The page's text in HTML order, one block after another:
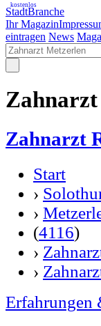
StadtBranche
Ihr Magazin
kostenlos
eintragen News
Zahnarzt
Start
›
›
(4116)
›
›
Erfahrungen